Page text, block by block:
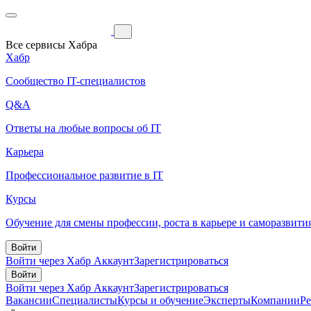
Все сервисы Хабра
Хабр
Сообщество IT-специалистов
Q&A
Ответы на любые вопросы об IT
Карьера
Профессиональное развитие в IT
Курсы
Обучение для смены профессии, роста в карьере и
Войти
Войти через Хабр АккаунтЗарегистрироваться
Войти
Войти через Хабр АккаунтЗарегистрироваться
ВакансииСпециалистыКурсы и обучениеЭкспертыКомпании